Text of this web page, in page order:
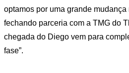
optamos por uma grande mudança
fechando parceria com a TMG do
chegada do Diego vem para
fase”.